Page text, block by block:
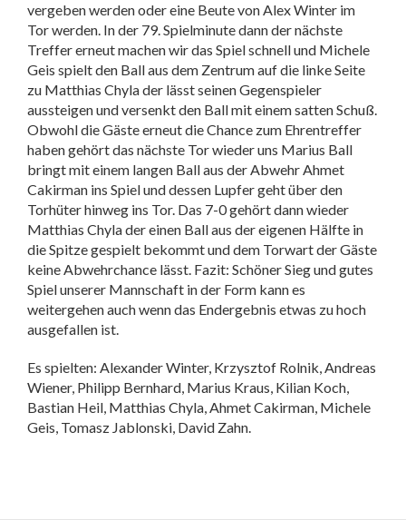
vergeben werden oder eine Beute von Alex Winter im
Tor werden. In der 79. Spielminute dann der nächste
Treffer erneut machen wir das Spiel schnell und Michele
Geis spielt den Ball aus dem Zentrum auf die linke Seite
zu Matthias Chyla der lässt seinen Gegenspieler
aussteigen und versenkt den Ball mit einem satten Schuß.
Obwohl die Gäste erneut die Chance zum Ehrentreffer
haben gehört das nächste Tor wieder uns Marius Ball
bringt mit einem langen Ball aus der Abwehr Ahmet
Cakirman ins Spiel und dessen Lupfer geht über den
Torhüter hinweg ins Tor. Das 7-0 gehört dann wieder
Matthias Chyla der einen Ball aus der eigenen Hälfte in
die Spitze gespielt bekommt und dem Torwart der Gäste
keine Abwehrchance lässt. Fazit: Schöner Sieg und gutes
Spiel unserer Mannschaft in der Form kann es
weitergehen auch wenn das Endergebnis etwas zu hoch
ausgefallen ist.
Es spielten: Alexander Winter, Krzysztof Rolnik, Andreas
Wiener, Philipp Bernhard, Marius Kraus, Kilian Koch,
Bastian Heil, Matthias Chyla, Ahmet Cakirman, Michele
Geis, Tomasz Jablonski, David Zahn.